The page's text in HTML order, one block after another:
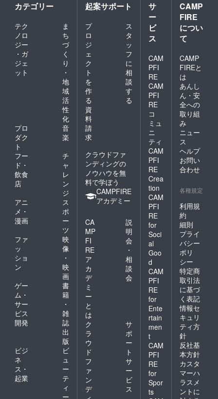
カテゴリー
テク
ノロ
ジー
・ガ
ジェ
ット
ま
ち
づ
く
り
・
地
域
活
性
化
プロ
ダク
ト
音
楽
フー
ド・
飲食
店
チ
ャ
レ
ン
ジ
アニ
メ・
漫画
ス
ポ
ー
ツ
ファ
ッ
ショ
ン
映
像
・
映
画
ゲー
ム・
サー
ビス
開発
書
籍
・
雑
誌
出
版
ビジ
ネ
ス・
起業
ビ
ュ
ー
テ
ィ
ー
起案サポート
プ
ロ
ジ
ェ
ク
ト
を
作
る
ス
タ
ッ
フ
に
相
談
す
る
資
料
請
求
クラウドファ
ンディングの
ノウハウを無
料で学ぼう
CAMPFIRE
アカデミー
CA
MP
FI
RE
ア
カ
デ
ミ
ー
と
は
説
明
会
・
相
談
会
ク
ラ
ウ
ド
フ
ァ
ン
デ
サ
ポ
ー
ト
サ
ー
ビ
ス
サ
ー
ビ
ス
CAM
PFI
RE
CAM
PFI
RE
コ
ミュ
ニ
ティ
CAM
PFI
RE
Crea
tion
CAM
PFI
RE
for
Soci
al
Goo
d
CAM
PFI
RE
for
Ente
rtain
men
t
CAM
PFI
RE
for
Spor
ts
CAMP
FIRE
につい
て
CAMP
FIREと
は
あんし
ん・安
全への
取り組
み
ニュー
ス
ヘルプ
お問い
合わせ
各種規定
利用規
約
細則
プライ
バシー
ポリ
シー
特定商
取引法
に基づ
く表記
情報セ
キュリ
ティ方
針
反社基
本方針
カスタ
マーハ
ラスメ
ントに